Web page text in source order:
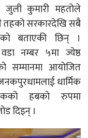
जुली कुमारी महतोले
तहको सरकारदेखि सबै
बताएकी छिन् ।
नम्बर ५मा ज्येष्ठ
सम्मानमा आयोजित
धार्मिक
हबको रुपमा
दिइन् ।